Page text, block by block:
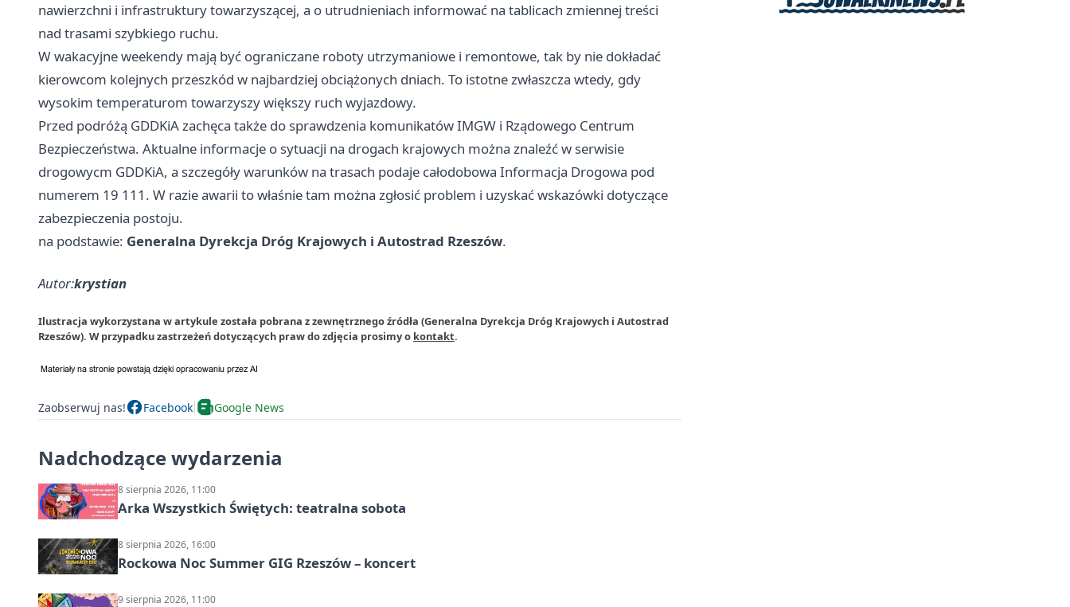
nawierzchni i infrastruktury towarzyszącej, a o utrudnieniach informować na tablicach zmiennej treści
nad trasami szybkiego ruchu.
W wakacyjne weekendy mają być ograniczane roboty utrzymaniowe i remontowe, tak by nie dokładać
kierowcom kolejnych przeszkód w najbardziej obciążonych dniach. To istotne zwłaszcza wtedy, gdy
wysokim temperaturom towarzyszy większy ruch wyjazdowy.
Przed podróżą GDDKiA zachęca także do sprawdzenia komunikatów IMGW i Rządowego Centrum
Bezpieczeństwa. Aktualne informacje o sytuacji na drogach krajowych można znaleźć w serwisie
drogowycm GDDKiA, a szczegóły warunków na trasach podaje całodobowa Informacja Drogowa pod
numerem 19 111. W razie awarii to właśnie tam można zgłosić problem i uzyskać wskazówki dotyczące
zabezpieczenia postoju.
na podstawie: Generalna Dyrekcja Dróg Krajowych i Autostrad Rzeszów.
Autor:krystian
Ilustracja wykorzystana w artykule została pobrana z zewnętrznego źródła (Generalna Dyrekcja Dróg Krajowych i Autostrad
Rzeszów). W przypadku zastrzeżeń dotyczących praw do zdjęcia prosimy o kontakt.
Zaobserwuj nas! Facebook Google News
Nadchodzące wydarzenia
8 sierpnia 2026, 11:00
Arka Wszystkich Świętych: teatralna sobota
8 sierpnia 2026, 16:00
Rockowa Noc Summer GIG Rzeszów – koncert
9 sierpnia 2026, 11:00